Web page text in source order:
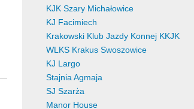
KJK Szary Michałowice
KJ Facimiech
Krakowski Klub Jazdy Konnej KKJK
WLKS Krakus Swoszowice
KJ Largo
Stajnia Agmaja
SJ Szarża
Manor House